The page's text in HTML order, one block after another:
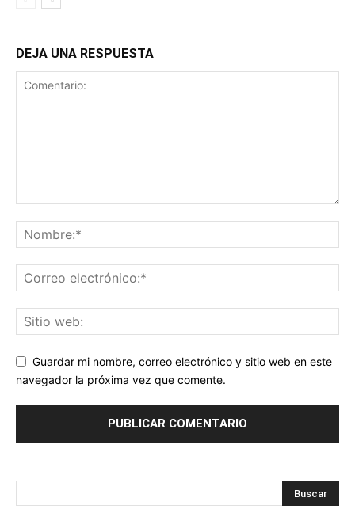
DEJA UNA RESPUESTA
Guardar mi nombre, correo electrónico y sitio web en este
navegador la próxima vez que comente.